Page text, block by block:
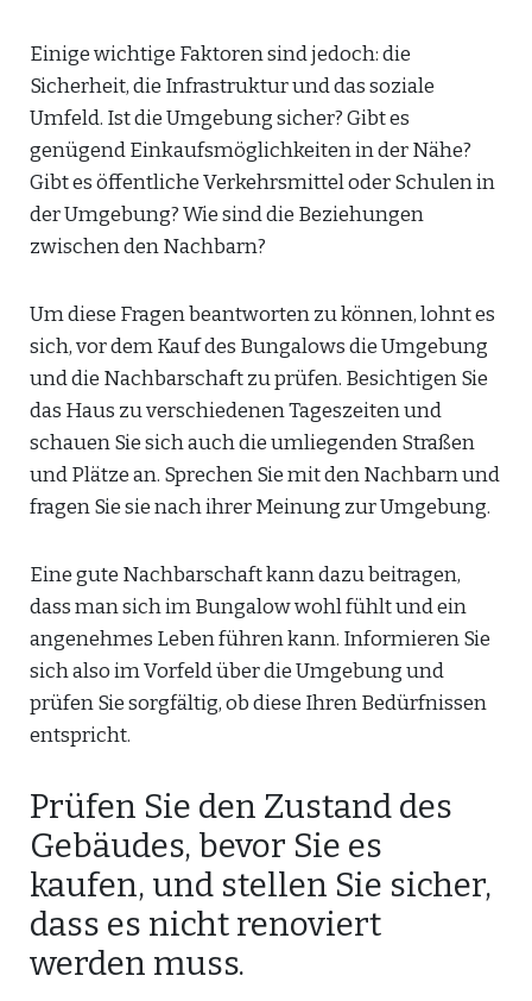
Einige wichtige Faktoren sind jedoch: die
Sicherheit, die Infrastruktur und das soziale
Umfeld. Ist die Umgebung sicher? Gibt es
genügend Einkaufsmöglichkeiten in der Nähe?
Gibt es öffentliche Verkehrsmittel oder Schulen in
der Umgebung? Wie sind die Beziehungen
zwischen den Nachbarn?
Um diese Fragen beantworten zu können, lohnt es
sich, vor dem Kauf des Bungalows die Umgebung
und die Nachbarschaft zu prüfen. Besichtigen Sie
das Haus zu verschiedenen Tageszeiten und
schauen Sie sich auch die umliegenden Straßen
und Plätze an. Sprechen Sie mit den Nachbarn und
fragen Sie sie nach ihrer Meinung zur Umgebung.
Eine gute Nachbarschaft kann dazu beitragen,
dass man sich im Bungalow wohl fühlt und ein
angenehmes Leben führen kann. Informieren Sie
sich also im Vorfeld über die Umgebung und
prüfen Sie sorgfältig, ob diese Ihren Bedürfnissen
entspricht.
Prüfen Sie den Zustand des
Gebäudes, bevor Sie es
kaufen, und stellen Sie sicher,
dass es nicht renoviert
werden muss.